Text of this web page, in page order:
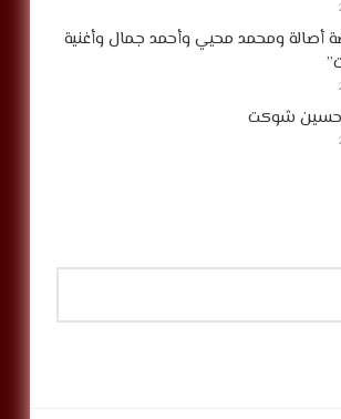
أصالة ومحمد محيي وأحمد جمال وأغنية
حسين شوكت